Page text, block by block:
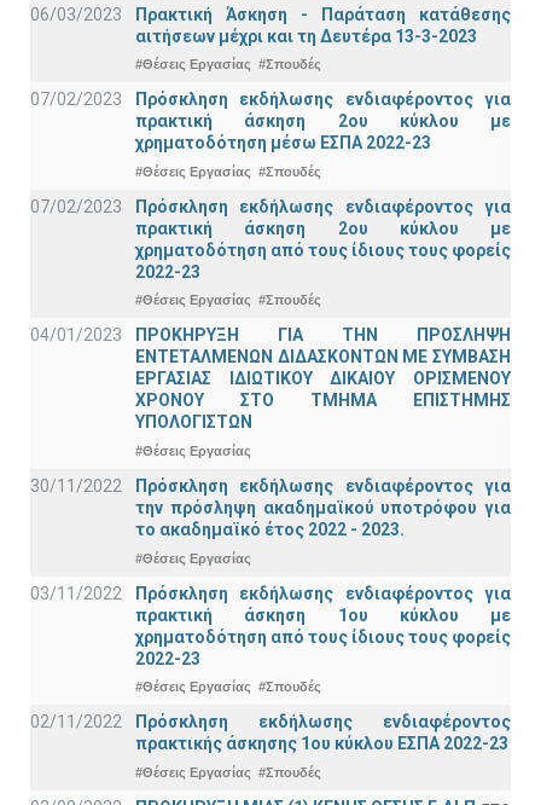
06/03/2023
Πρακτική Άσκηση - Παράταση κατάθεσης
αιτήσεων μέχρι και τη Δευτέρα 13-3-2023
#Θέσεις Εργασίας #Σπουδές
07/02/2023
Πρόσκληση εκδήλωσης ενδιαφέροντος για
πρακτική άσκηση 2ου κύκλου με
χρηματοδότηση μέσω ΕΣΠΑ 2022-23
#Θέσεις Εργασίας #Σπουδές
07/02/2023
Πρόσκληση εκδήλωσης ενδιαφέροντος για
πρακτική άσκηση 2ου κύκλου με
χρηματοδότηση από τους ίδιους τους φορείς
2022-23
#Θέσεις Εργασίας #Σπουδές
04/01/2023
ΠΡΟΚΗΡΥΞΗ ΓΙΑ ΤΗΝ ΠΡΟΣΛΗΨΗ
ΕΝΤΕΤΑΛΜΕΝΩΝ ΔΙΔΑΣΚΟΝΤΩΝ ΜΕ ΣΥΜΒΑΣΗ
ΕΡΓΑΣΙΑΣ ΙΔΙΩΤΙΚΟΥ ΔΙΚΑΙΟΥ ΟΡΙΣΜΕΝΟΥ
ΧΡΟΝΟΥ ΣΤΟ ΤΜΗΜΑ ΕΠΙΣΤΗΜΗΣ
ΥΠΟΛΟΓΙΣΤΩΝ
#Θέσεις Εργασίας
30/11/2022
Πρόσκληση εκδήλωσης ενδιαφέροντος για
την πρόσληψη ακαδημαϊκoύ υποτρόφου για
το ακαδημαϊκό έτος 2022 - 2023.
#Θέσεις Εργασίας
03/11/2022
Πρόσκληση εκδήλωσης ενδιαφέροντος για
πρακτική άσκηση 1ου κύκλου με
χρηματοδότηση από τους ίδιους τους φορείς
2022-23
#Θέσεις Εργασίας #Σπουδές
02/11/2022
Πρόσκληση εκδήλωσης ενδιαφέροντος
πρακτικής άσκησης 1ου κύκλου ΕΣΠΑ 2022-23
#Θέσεις Εργασίας #Σπουδές